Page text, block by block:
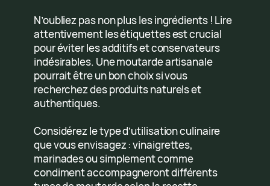
N’oubliez pas non plus les ingrédients ! Lire
attentivement les étiquettes est crucial
pour éviter les additifs et conservateurs
indésirables. Une moutarde artisanale
pourrait être un bon choix si vous
recherchez des produits naturels et
authentiques.
Considérez le type d’utilisation culinaire
que vous envisagez : vinaigrettes,
marinades ou simplement comme
condiment accompagneront différents